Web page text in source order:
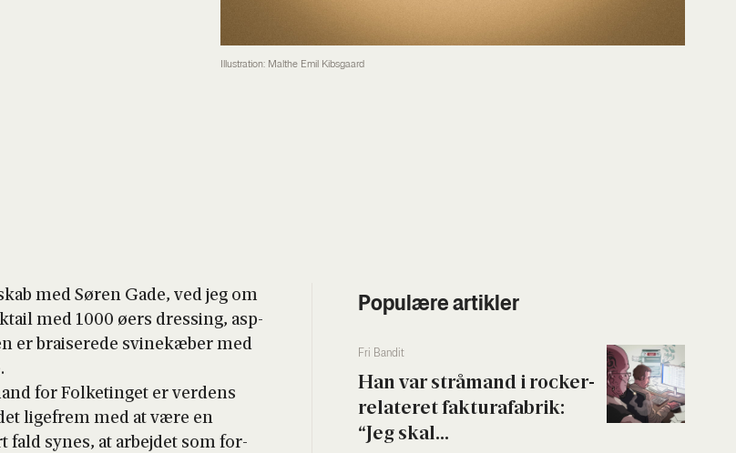
Illustration: Malthe Emil Kibsgaard
med Søren Gade, ved jeg om
med 1000 øers dres­sing, asp­
er bra­i­se­re­de svi­nekæ­ber med
for Fol­ke­tin­get er ver­dens
lige­frem med at være en
fald synes, at arbej­det som for­
Populære artikler
Fri Ban­dit
Han var strå­mand i rock­er­
re­la­te­ret fak­tura­fa­brik:
“Jeg skal...